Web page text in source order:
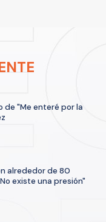
de "Me enteré por la
alrededor de 80
existe una presión"